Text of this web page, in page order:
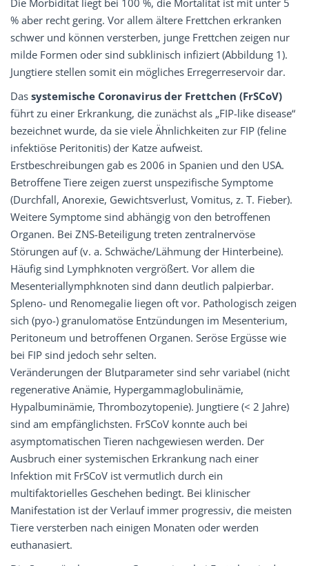
Die Morbidität liegt bei 100 %, die Mortalität ist mit unter 5
% aber recht gering. Vor allem ältere Frettchen erkranken
schwer und können versterben, junge Frettchen zeigen nur
milde Formen oder sind subklinisch infiziert (Abbildung 1).
Jungtiere stellen somit ein mögliches Erregerreservoir dar.
Das systemische Coronavirus der Frettchen (FrSCoV)
führt zu einer Erkrankung, die zunächst als „FIP-like disease“
bezeichnet wurde, da sie viele Ähnlichkeiten zur FIP (feline
infektiöse Peritonitis) der Katze aufweist.
Erstbeschreibungen gab es 2006 in Spanien und den USA.
Betroffene Tiere zeigen zuerst unspezifische Symptome
(Durchfall, Anorexie, Gewichtsverlust, Vomitus, z. T. Fieber).
Weitere Symptome sind abhängig von den betroffenen
Organen. Bei ZNS-Beteiligung treten zentralnervöse
Störungen auf (v. a. Schwäche/Lähmung der Hinterbeine).
Häufig sind Lymphknoten vergrößert. Vor allem die
Mesenteriallymphknoten sind dann deutlich palpierbar.
Spleno- und Renomegalie liegen oft vor. Pathologisch zeigen
sich (pyo-) granulomatöse Entzündungen im Mesenterium,
Peritoneum und betroffenen Organen. Seröse Ergüsse wie
bei FIP sind jedoch sehr selten.
Veränderungen der Blutparameter sind sehr variabel (nicht
regenerative Anämie, Hypergammaglobulinämie,
Hypalbuminämie, Thrombozytopenie). Jungtiere (< 2 Jahre)
sind am empfänglichsten. FrSCoV konnte auch bei
asymptomatischen Tieren nachgewiesen werden. Der
Ausbruch einer systemischen Erkrankung nach einer
Infektion mit FrSCoV ist vermutlich durch ein
multifaktorielles Geschehen bedingt. Bei klinischer
Manifestation ist der Verlauf immer progressiv, die meisten
Tiere versterben nach einigen Monaten oder werden
euthanasiert.